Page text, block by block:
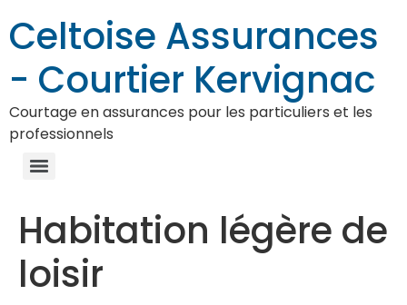
Celtoise Assurances
- Courtier Kervignac
Courtage en assurances pour les particuliers et les
professionnels
Habitation légère de
loisir